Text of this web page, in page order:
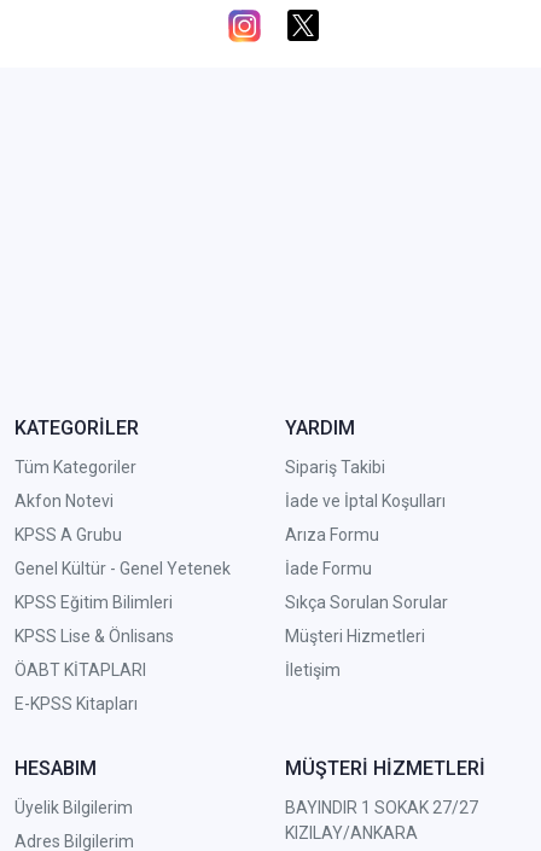
KATEGORİLER
Tüm Kategoriler
Akfon Notevi
KPSS A Grubu
Genel Kültür - Genel Yetenek
KPSS Eğitim Bilimleri
KPSS Lise & Önlisans
ÖABT KİTAPLARI
E-KPSS Kitapları
YARDIM
Sipariş Takibi
İade ve İptal Koşulları
Arıza Formu
İade Formu
Sıkça Sorulan Sorular
Müşteri Hizmetleri
İletişim
HESABIM
Üyelik Bilgilerim
Adres Bilgilerim
MÜŞTERİ HİZMETLERİ
BAYINDIR 1 SOKAK 27/27
KIZILAY/ANKARA